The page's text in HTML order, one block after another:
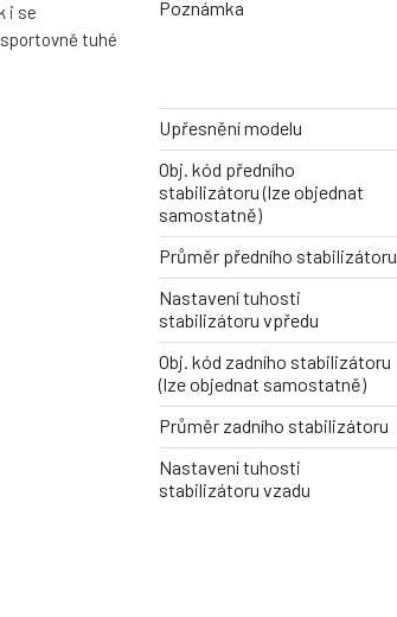
i se
tuhé
Poznámka
Upřesnění modelu
Obj. kód předního
stabilizátoru (lze objednat
samostatně)
Průměr předního stabilizátoru
Nastavení tuhosti
stabilizátoru vpředu
Obj. kód zadního stabilizátoru
(lze objednat samostatně)
Průměr zadního stabilizátoru
Nastavení tuhosti
stabilizátoru vzadu